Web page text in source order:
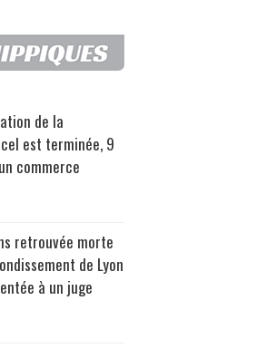
de la
est terminée, 9
commerce
retrouvée morte
de Lyon
à un juge